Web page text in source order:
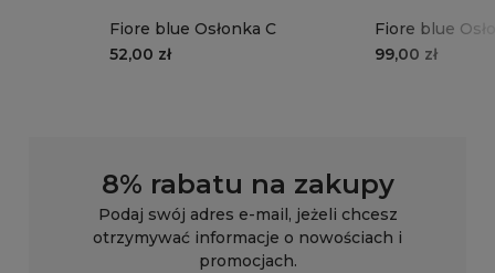
Fiore blue Osłonka C
52,00 zł
Fiore blue
99,00 zł
8% rabatu na zakupy
Podaj swój adres e-mail, jeżeli chcesz
otrzymywać informacje o nowościach i
promocjach.